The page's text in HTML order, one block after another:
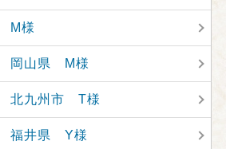
M様
岡山県 M様
北九州市 T様
福井県 Y様